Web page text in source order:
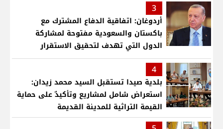
3
أردوغان: اتفاقية الدفاع المشترك مع
باكستان والسعودية مفتوحة لمشاركة
الدول التي تهدف لتحقيق الاستقرار
بمنطقتنا
4
بلدية صيدا تستقبل السيد محمد زيدان:
استعراض شامل لمشاريع وتأكيدٌ على حماية
القيمة التراثية للمدينة القديمة